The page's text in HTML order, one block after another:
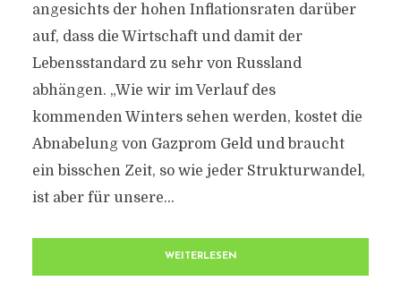
angesichts der hohen Inflationsraten darüber
auf, dass die Wirtschaft und damit der
Lebensstandard zu sehr von Russland
abhängen. „Wie wir im Verlauf des
kommenden Winters sehen werden, kostet die
Abnabelung von Gazprom Geld und braucht
ein bisschen Zeit, so wie jeder Strukturwandel,
ist aber für unsere...
WEITERLESEN